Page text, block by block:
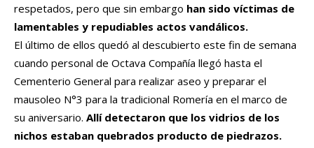
respetados, pero que sin embargo han sido víctimas de
lamentables y repudiables actos vandálicos.
El último de ellos quedó al descubierto este fin de semana
cuando personal de Octava Compañía llegó hasta el
Cementerio General para realizar aseo y preparar el
mausoleo N°3 para la tradicional Romería en el marco de
su aniversario. Allí detectaron que los vidrios de los
nichos estaban quebrados producto de piedrazos.